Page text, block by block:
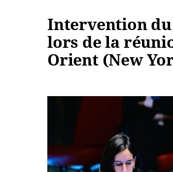
Intervention
lors de la
Orient (New